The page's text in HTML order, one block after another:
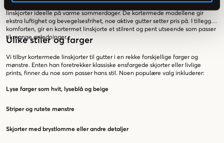
linskjorter ideelle på varme sommerdager. De kortermede modellene gir
ekstra luftighet og bevegelsesfrihet, noe aktive gutter setter pris på. I tillegg til
komforten, gir en kortermet linskjorte et stilrent og pent utseende som passer
til mange anledninger.
Ulike stiler og farger
Vi tilbyr kortermede linskjorter til gutter i en rekke forskjellige farger og
mønstre. Enten han foretrekker klassiske ensfargede skjorter eller livlige
prints, finner du noe som passer hans stil. Noen populære valg inkluderer:
Lyse farger som hvit, lyseblå og beige
Striper og rutete mønstre
Skjorter med brystlomme eller andre detaljer